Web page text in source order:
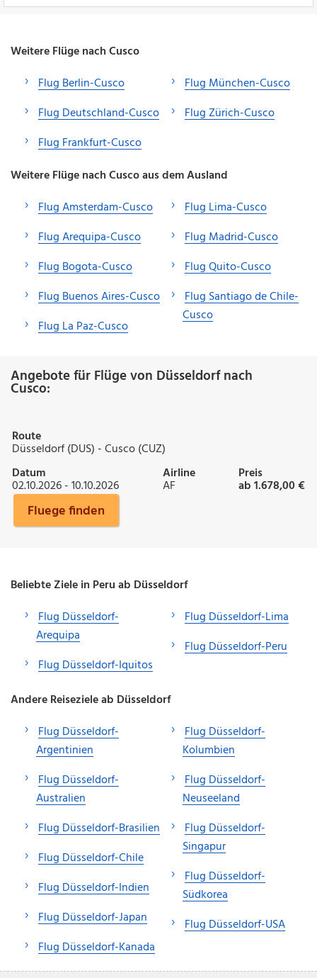
Weitere Flüge nach Cusco
Flug Berlin-Cusco
Flug Deutschland-Cusco
Flug Frankfurt-Cusco
Flug München-Cusco
Flug Zürich-Cusco
Weitere Flüge nach Cusco aus dem Ausland
Flug Amsterdam-Cusco
Flug Arequipa-Cusco
Flug Bogota-Cusco
Flug Buenos Aires-Cusco
Flug La Paz-Cusco
Flug Lima-Cusco
Flug Madrid-Cusco
Flug Quito-Cusco
Flug Santiago de Chile-
Cusco
Angebote für Flüge von Düsseldorf nach
Cusco:
Route
Düsseldorf (DUS) - Cusco (CUZ)
Datum
02.10.2026 - 10.10.2026
Airline
AF
Preis
ab 1.678,00 €
Fluege finden
Beliebte Ziele in Peru ab Düsseldorf
Flug Düsseldorf-
Arequipa
Flug Düsseldorf-Iquitos
Flug Düsseldorf-Lima
Flug Düsseldorf-Peru
Andere Reiseziele ab Düsseldorf
Flug Düsseldorf-
Argentinien
Flug Düsseldorf-
Australien
Flug Düsseldorf-Brasilien
Flug Düsseldorf-Chile
Flug Düsseldorf-Indien
Flug Düsseldorf-Japan
Flug Düsseldorf-Kanada
Flug Düsseldorf-
Kolumbien
Flug Düsseldorf-
Neuseeland
Flug Düsseldorf-
Singapur
Flug Düsseldorf-
Südkorea
Flug Düsseldorf-USA